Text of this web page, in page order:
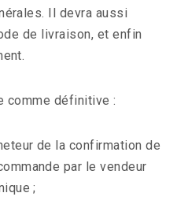
Il devra aussi
de livraison, et enfin
comme définitive :
de la confirmation de
par le vendeur
;